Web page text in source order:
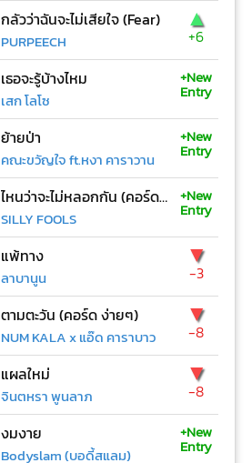
กลัวว่าฉันจะไม่เสียใจ (Fear)
PURPEECH
▲
+6
เธอจะรู้บ้างไหม
เสก โลโซ
+New
Entry
ย้ายป่า
คณะขวัญใจ ft.หงา คาราวาน
+New
Entry
ไหนว่าจะไม่หลอกกัน (คอร์ด ง่ายๆ)
SILLY FOOLS
+New
Entry
แพ้ทาง
ลาบานูน
▼
-3
ตามตะวัน (คอร์ด ง่ายๆ)
NUM KALA x แอ๊ด คาราบาว
▼
-8
แผลใหม่
จินตหรา พูนลาภ
▼
-8
งมงาย
Bodyslam (บอดี้สแลม)
+New
Entry